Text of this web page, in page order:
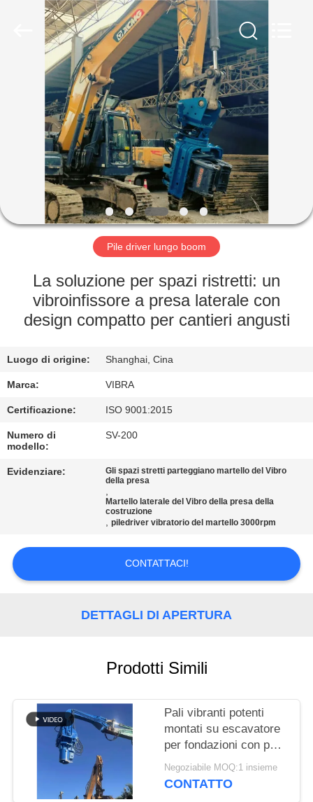
CASA
PRODOTTI
MANIFESTAZIONE
VR
NOI
GIRO
FABBRICA
CONTROLLO
DI
QUALITÀ
CONTATTICI
NOTIZIE
CASI
SITEMAP
PRIVACY
POLICY
Pile driver lungo boom
La soluzione per spazi ristretti: un
vibroinfissore a presa laterale con
design compatto per cantieri angusti
Luogo di origine: Shanghai, Cina
Marca: VIBRA
Certificazione: ISO 9001:2015
Numero di
modello:
SV-200
Evidenziare:
Gli spazi stretti parteggiano martello del Vibro
della presa
,
Martello laterale del Vibro della presa della
costruzione
,piledriver vibratorio del martello 3000rpm
CONTATTACI!
DETTAGLI DI APERTURA
Prodotti Simili
Pali vibranti potenti
montati su escavatore
per fondazioni con pali
in acciaio e palancole
Negoziabile MOQ:1 insieme
CONTATTO